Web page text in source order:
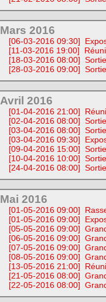
Mars 2016
[06-03-2016 09:30]
[11-03-2016 19:00]
[18-03-2016 08:00]
[28-03-2016 09:00]
Avril 2016
[01-04-2016 21:00]
[02-04-2016 08:00]
[03-04-2016 08:00]
[03-04-2016 09:30]
[09-04-2016 15:00]
[10-04-2016 10:00]
[24-04-2016 08:00]
Mai 2016
[01-05-2016 09:00]
[01-05-2016 09:00]
[05-05-2016 09:00]
[06-05-2016 09:00]
[07-05-2016 09:00]
[08-05-2016 09:00]
[13-05-2016 21:00]
[21-05-2016 08:00]
[22-05-2016 08:00]